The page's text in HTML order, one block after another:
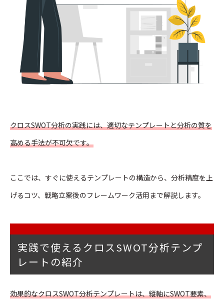
クロスSWOT分析の実践には、適切なテンプレートと分析の質を
高める手法が不可欠です。
ここでは、すぐに使えるテンプレートの構造から、分析精度を上
げるコツ、戦略立案後のフレームワーク活用まで解説します。
実践で使えるクロスSWOT分析テンプ
レートの紹介
効果的なクロスSWOT分析テンプレートは、縦軸にSWOT要素、